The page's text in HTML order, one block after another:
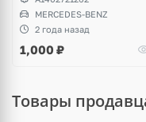
MERCEDES-BENZ
2 года назад
1,000 ₽
Товары